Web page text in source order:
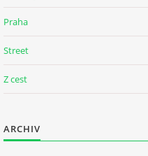
Praha
Street
Z cest
ARCHIV